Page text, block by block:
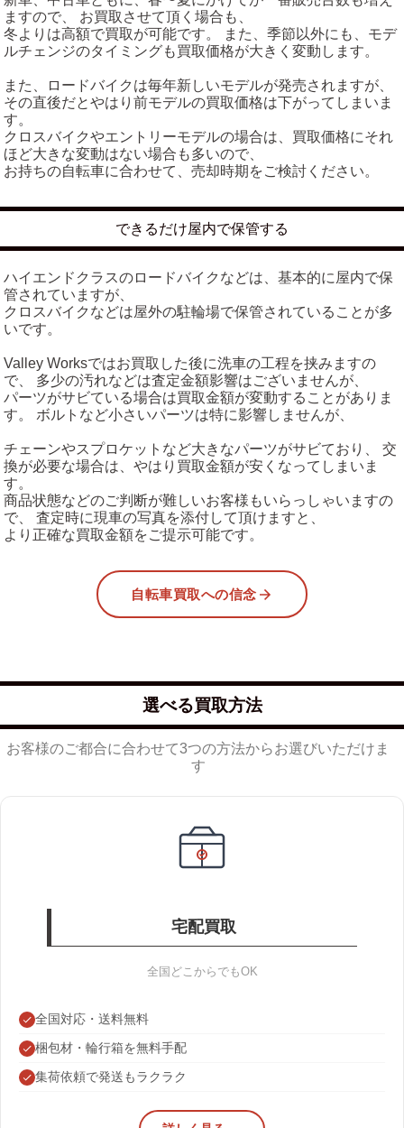
ますので、 お買取させて頂く場合も、
冬よりは高額で買取が可能です。 また、季節以外にも、モデ
ルチェンジのタイミングも買取価格が大きく変動します。
また、ロードバイクは毎年新しいモデルが発売されますが、
その直後だとやはり前モデルの買取価格は下がってしまいま
す。
クロスバイクやエントリーモデルの場合は、買取価格にそれ
ほど大きな変動はない場合も多いので、
お持ちの自転車に合わせて、売却時期をご検討ください。
できるだけ屋内で保管する
ハイエンドクラスのロードバイクなどは、基本的に屋内で保
管されていますが、
クロスバイクなどは屋外の駐輪場で保管されていることが多
いです。
Valley Worksではお買取した後に洗車の工程を挟みますの
で、 多少の汚れなどは査定金額影響はございませんが、
パーツがサビている場合は買取金額が変動することがありま
す。 ボルトなど小さいパーツは特に影響しませんが、
チェーンやスプロケットなど大きなパーツがサビており、 交
換が必要な場合は、やはり買取金額が安くなってしまいま
す。
商品状態などのご判断が難しいお客様もいらっしゃいますの
で、 査定時に現車の写真を添付して頂けますと、
より正確な買取金額をご提示可能です。
自転車買取への信念
選べる買取方法
お客様のご都合に合わせて3つの方法からお選びいただけま
す
宅配買取
全国どこからでもOK
全国対応・送料無料
梱包材・輪行箱を無料手配
集荷依頼で発送もラクラク